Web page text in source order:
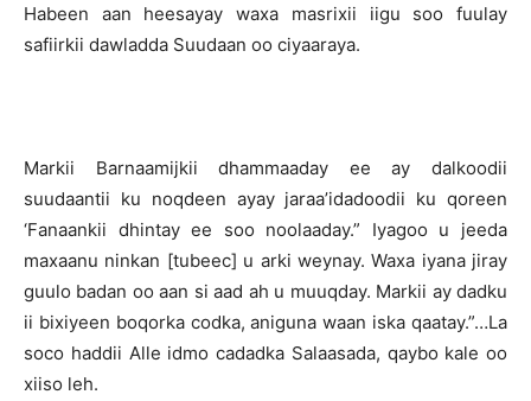
Habeen aan heesayay waxa masrixii iigu soo fuulay
safiirkii dawladda Suudaan oo ciyaaraya.
Markii Barnaamijkii dhammaaday ee ay dalkoodii
suudaantii ku noqdeen ayay jaraa’idadoodii ku qoreen
‘Fanaankii dhintay ee soo noolaaday.” Iyagoo u jeeda
maxaanu ninkan [tubeec] u arki weynay. Waxa iyana jiray
guulo badan oo aan si aad ah u muuqday. Markii ay dadku
ii bixiyeen boqorka codka, aniguna waan iska qaatay.”…La
soco haddii Alle idmo cadadka Salaasada, qaybo kale oo
xiiso leh.